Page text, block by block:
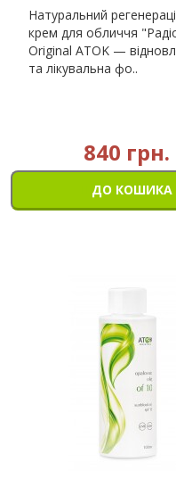
Натуральний
крем для обличчя
Original ATOK —
та лікувальна фо..
840 грн.
ДО КОШИКА